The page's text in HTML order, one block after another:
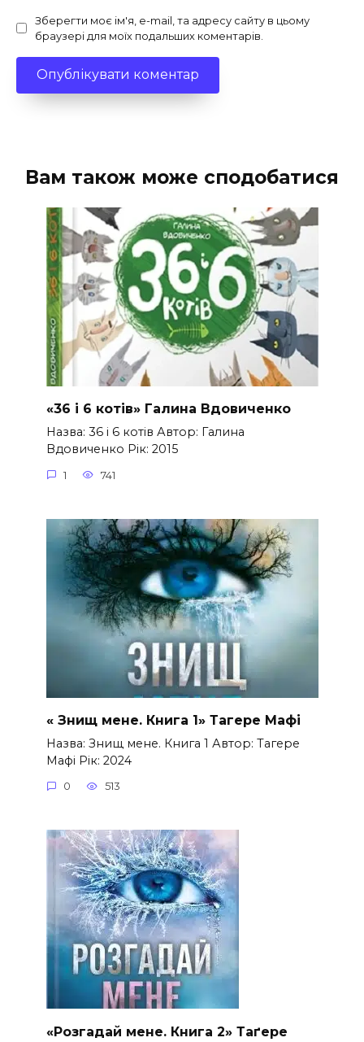
Зберегти моє ім'я, e-mail, та адресу сайту в цьому
браузері для моїх подальших коментарів.
Вам також може сподобатися
«36 і 6 котів» Галина Вдовиченко
Назва: 36 і 6 котів Автор: Галина
Вдовиченко Рік: 2015
1 741
« Знищ мене. Книга 1» Тагере Мафі
Назва: Знищ мене. Книга 1 Автор: Тагере
Мафі Рік: 2024
0 513
«Розгадай мене. Книга 2» Таґере